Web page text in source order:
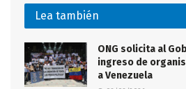
Lea también
ONG solicita al
ingreso de
a Venezuela